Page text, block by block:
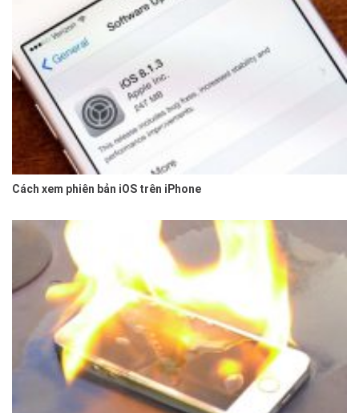
Cách xem phiên bản iOS trên iPhone